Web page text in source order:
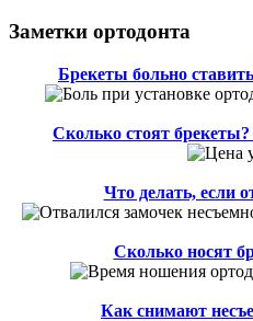
Заметки ортодонта
Брекеты больно
Сколько стоят
Что делать, если
Сколько носят
Как снимают